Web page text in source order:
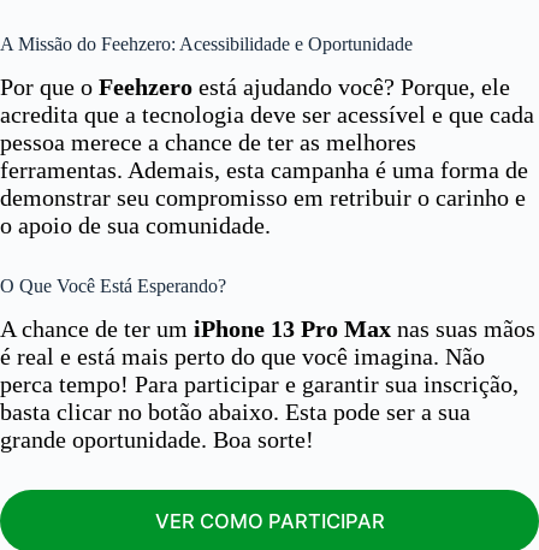
A Missão do Feehzero: Acessibilidade e Oportunidade
Por que o Feehzero está ajudando você? Porque, ele
acredita que a tecnologia deve ser acessível e que cada
pessoa merece a chance de ter as melhores
ferramentas. Ademais, esta campanha é uma forma de
demonstrar seu compromisso em retribuir o carinho e
o apoio de sua comunidade.
O Que Você Está Esperando?
A chance de ter um iPhone 13 Pro Max nas suas mãos
é real e está mais perto do que você imagina. Não
perca tempo! Para participar e garantir sua inscrição,
basta clicar no botão abaixo. Esta pode ser a sua
grande oportunidade. Boa sorte!
VER COMO PARTICIPAR